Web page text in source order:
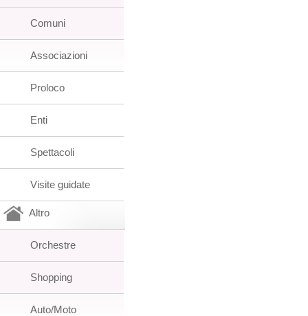
Comuni
Associazioni
Proloco
Enti
Spettacoli
Visite guidate
Altro
Orchestre
Shopping
Auto/Moto